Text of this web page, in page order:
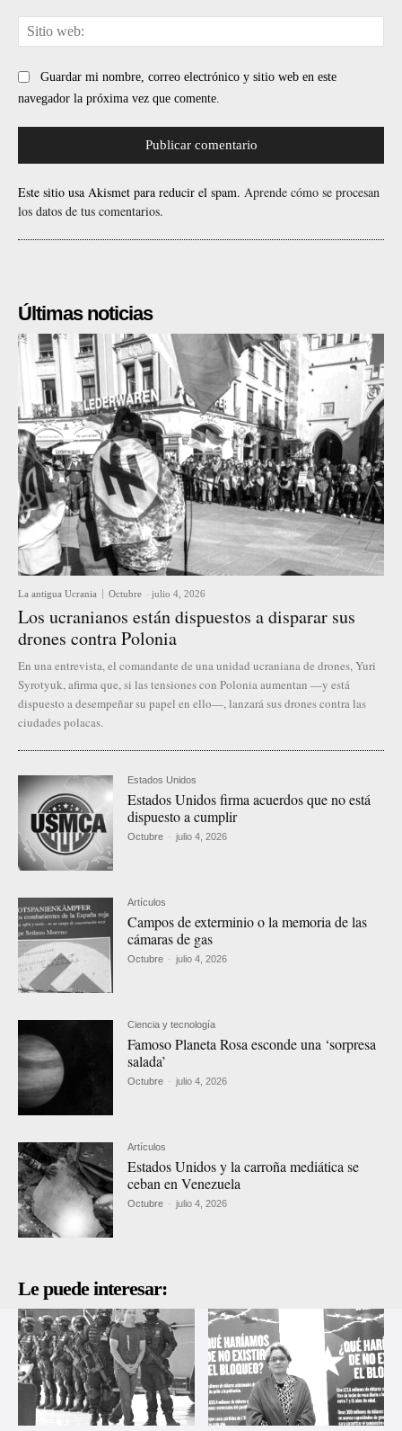
Guardar mi nombre, correo electrónico y sitio web en este
navegador la próxima vez que comente.
Este sitio usa Akismet para reducir el spam. Aprende cómo se procesan
los datos de tus comentarios.
Últimas noticias
La antigua Ucrania Octubre - julio 4, 2026
Los ucranianos están dispuestos a disparar sus
drones contra Polonia
En una entrevista, el comandante de una unidad ucraniana de drones, Yuri
Syrotyuk, afirma que, si las tensiones con Polonia aumentan —y está
dispuesto a desempeñar su papel en ello—, lanzará sus drones contra las
ciudades polacas.
Estados Unidos
Estados Unidos firma acuerdos que no está
dispuesto a cumplir
Octubre - julio 4, 2026
Artículos
Campos de exterminio o la memoria de las
cámaras de gas
Octubre - julio 4, 2026
Ciencia y tecnología
Famoso Planeta Rosa esconde una ‘sorpresa
salada’
Octubre - julio 4, 2026
Artículos
Estados Unidos y la carroña mediática se
ceban en Venezuela
Octubre - julio 4, 2026
Le puede interesar: